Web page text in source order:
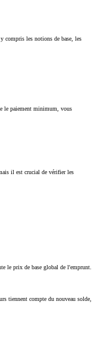
compris les notions de base, les
le paiement minimum, vous
il est crucial de vérifier les
le prix de base global de l'emprunt.
tiennent compte du nouveau solde,